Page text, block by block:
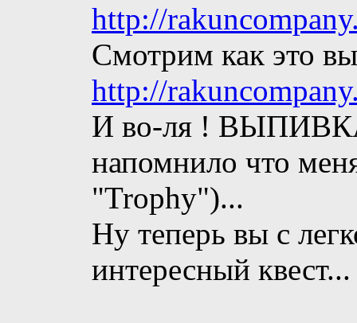
http://
Смотрим как это
http://
И во-ля !
напомнило что
"Trophy")...
Ну теперь вы с
интересный квест...